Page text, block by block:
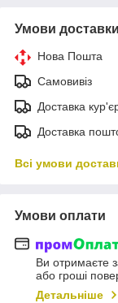
Умови доставки
Нова Пошта
Самовивіз
Доставка
Доставка
Всі умови
Умови оплати
Ви отримаєте
або гроші
Детальніше